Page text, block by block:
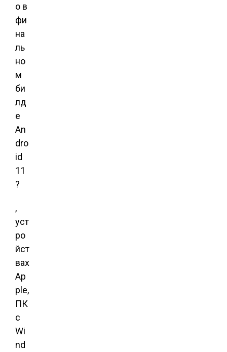
о в
фи
на
ль
но
м
би
лд
е
An
dro
id
11
?
,
уст
ро
йст
вах
Ap
ple,
ПК
с
Wi
nd